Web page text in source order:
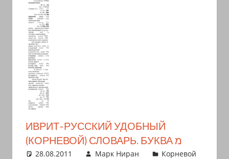
ИВРИТ-РУССКИЙ УДОБНЫЙ
(КОРНЕВОЙ) СЛОВАРЬ. БУКВА מ
28.08.2011 Марк Ниран
Корневой